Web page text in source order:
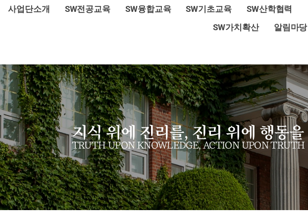
사업단소개 SW전공교육 SW융합교육 SW기초교육
SW산학협력
SW가치확산
알림마당
지식 위에 진리를, 진리 위에 행동을
TRUTH UPON KNOWLEDGE, ACTION UPON TRUTH